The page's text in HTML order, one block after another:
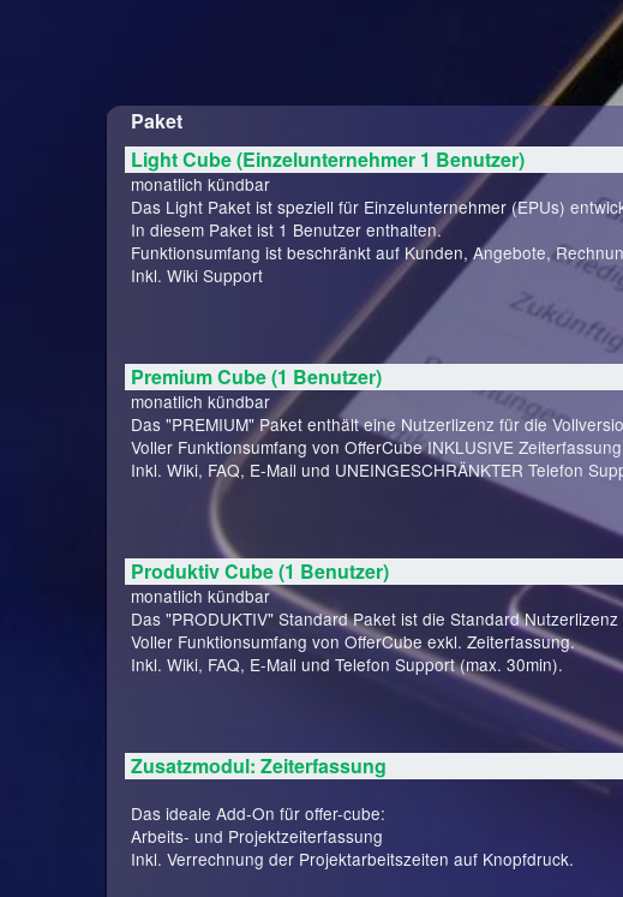
Paket
Light Cube (Einzelunternehmer 1 Benutzer)
monatlich kündbar
Das Light Paket ist speziell für Einzelunternehmer (EPUs)
In diesem Paket ist 1 Benutzer enthalten.
Funktionsumfang ist beschränkt auf Kunden, Angebote,
Inkl. Wiki Support
Premium Cube (1 Benutzer)
monatlich kündbar
Das "PREMIUM" Paket enthält eine Nutzerlizenz für die
Voller Funktionsumfang von OfferCube INKLUSIVE
Inkl. Wiki, FAQ, E-Mail und UNEINGESCHRÄNKTER Telefon
Produktiv Cube (1 Benutzer)
monatlich kündbar
Das "PRODUKTIV" Standard Paket ist die Standard
Voller Funktionsumfang von OfferCube exkl. Zeiterfassung.
Inkl. Wiki, FAQ, E-Mail und Telefon Support (max. 30min).
Zusatzmodul: Zeiterfassung
Das ideale Add-On für offer-cube:
Arbeits- und Projektzeiterfassung
Inkl. Verrechnung der Projektarbeitszeiten auf Knopfdruck.